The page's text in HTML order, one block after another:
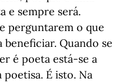
e sempre será.
perguntarem o que
Quando se
é poeta está-se a
É isto. Na